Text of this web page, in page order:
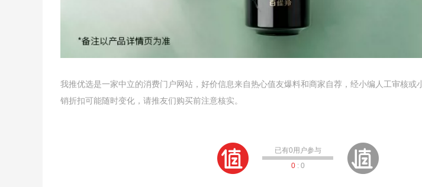
我推优选是一家中立的消费门户网站，好价信息来自热心值友爆料和商家自荐，经小编人工审核或
销折扣可能随时变化，请推友们购买前注意核实。
已有0用户参与
0: 0